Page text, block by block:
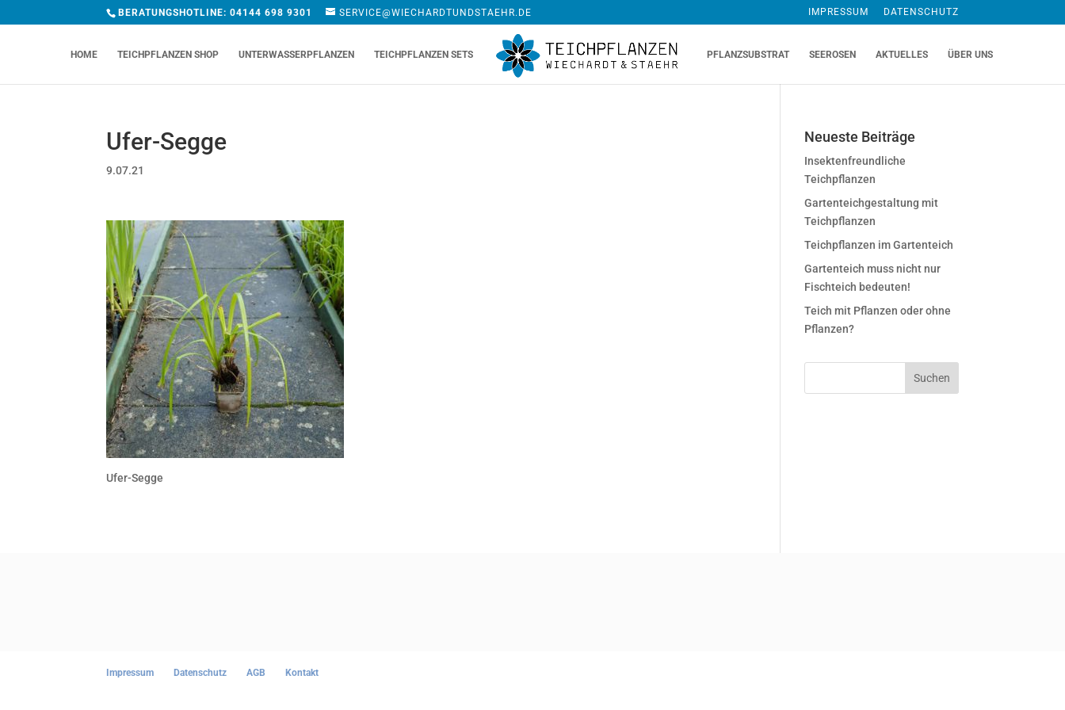
BERATUNGSHOTLINE: 04144 698 9301 SERVICE@WIECHARDTUNDSTAEHR.DE IMPRESSUM DATENSCHUTZ
HOME TEICHPFLANZEN SHOP UNTERWASSERPFLANZEN TEICHPFLANZEN SETS PFLANZSUBSTRAT SEEROSEN AKTUELLES ÜBER UNS
Ufer-Segge
9.07.21
Ufer-Segge
Neueste Beiträge
Insektenfreundliche
Teichpflanzen
Gartenteichgestaltung mit
Teichpflanzen
Teichpflanzen im Gartenteich
Gartenteich muss nicht nur
Fischteich bedeuten!
Teich mit Pflanzen oder ohne
Pflanzen?
Impressum Datenschutz AGB Kontakt